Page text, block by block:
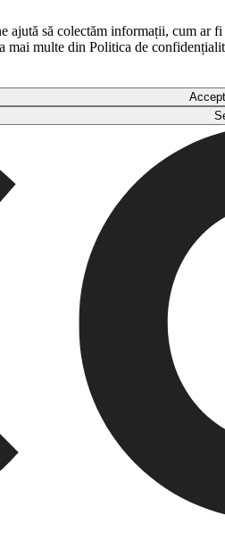
să colectăm informații, cum
mai multe din Politica de